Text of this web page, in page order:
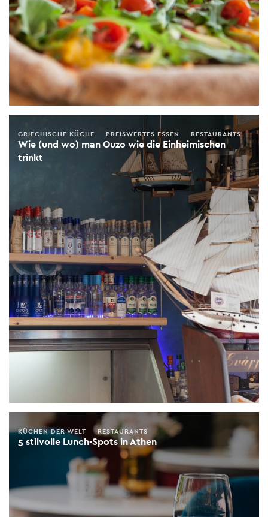
Wie (und wo) man Ouzo wie die Einheimischen
trinkt
GRIECHISCHE KÜCHE PREISWERTES ESSEN RESTAURANTS
5 stilvolle Lunch-Spots in Athen
KÜCHEN DER WELT RESTAURANTS